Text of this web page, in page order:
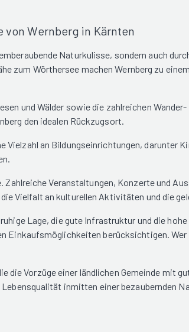
Wernberg in Kärnten
Naturkulisse, sondern auch
zum Wörthersee machen Wernberg zu
und Wälder sowie die zahlreichen
den idealen Rückzugsort.
Vielzahl an Bildungseinrichtungen, darunter
Veranstaltungen, Konzerte und
Vielfalt an kulturellen Aktivitäten und die
Lage, die gute Infrastruktur und die
Einkaufsmöglichkeiten berücksichtigen.
die Vorzüge einer ländlichen Gemeinde mit
inmitten einer bezaubernden